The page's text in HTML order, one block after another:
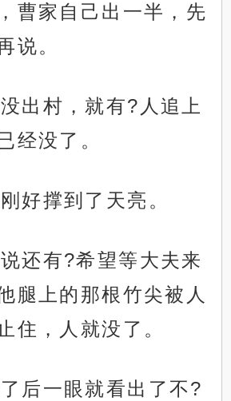
曹家自己出一半，先
说。
出村，就有?人追上
经没了。
好撑到了天亮。
还有?希望等大夫来
腿上的那根竹尖被人
住，人就没了。
后一眼就看出了不?